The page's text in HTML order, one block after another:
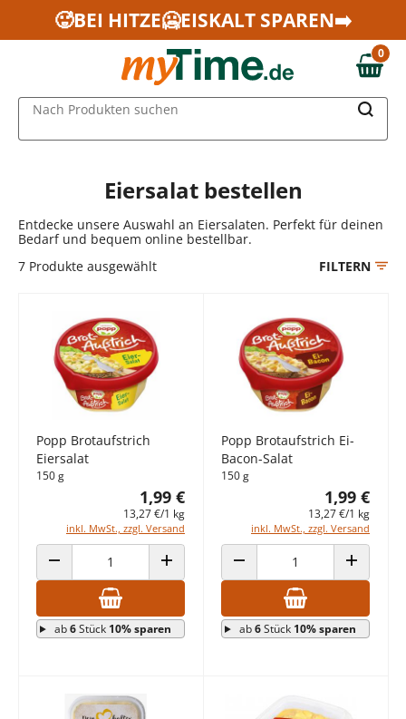
Zum Hauptinhalt springen
Zur Navigation springen
Zur Suche springen
🥵BEI HITZE🥶EISKALT SPAREN➡️
0,00 €
0
Nach Produkten suchen
Eiersalat bestellen
Entdecke unsere Auswahl an Eiersalaten. Perfekt für deinen
Bedarf und bequem online bestellbar.
7 Produkte ausgewählt FILTERN
Popp Brotaufstrich
Eiersalat
150 g
1,99 €
13,27 €/1 kg
inkl. MwSt., zzgl. Versand
ANZAHL VERRINGERN ANZAHL ERHÖHEN
ab6Stück 10% sparen
Popp Brotaufstrich Ei-
Bacon-Salat
150 g
1,99 €
13,27 €/1 kg
inkl. MwSt., zzgl. Versand
ANZAHL VERRINGERN ANZAHL
ab6Stück 10% sparen